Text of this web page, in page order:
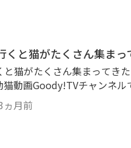
Facebook
：
縞模様と多種多様な猫ちゃ
ロン。カワイイかわいい猫
きます。 ナデナデすると
爪とぎ、ねこじゃらし、
です。 httpsgoody-
くと猫がたくさん集まっ
さん集まってきた 感動猫動画×無料動
動画Goody!TVチャンネル
昔の感動猫動画の再アップ
tv.onlinechannel3 ■■■■■■■■■■
ヵ月前